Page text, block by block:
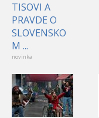
TISOVI A
PRAVDE O
SLOVENSKO
M ...
novinka